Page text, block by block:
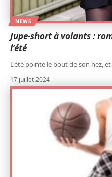
NEWS
Jupe-short à volants :
l’été
L'été pointe le bout de son nez,
17 juillet 2024